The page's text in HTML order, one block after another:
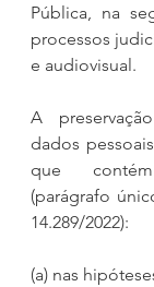
Pública, na
processos
e audiovisual.
A
dados
que
(parágrafo
14.289/2022):
(a) nas